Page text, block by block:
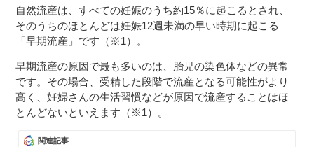
２歳児
３〜６歳児
７〜１２歳児
自然流産は、すべての妊娠のうち約15％に起こるとされ、
そのうちのほとんどは妊娠12週未満の早い時期に起こる
「早期流産」です（※1）。
早期流産の原因で最も多いのは、胎児の染色体などの異常
です。その場合、受精した段階で流産となる可能性がより
高く、妊婦さんの生活習慣などが原因で流産することはほ
とんどないといえます（※1）。
関連記事